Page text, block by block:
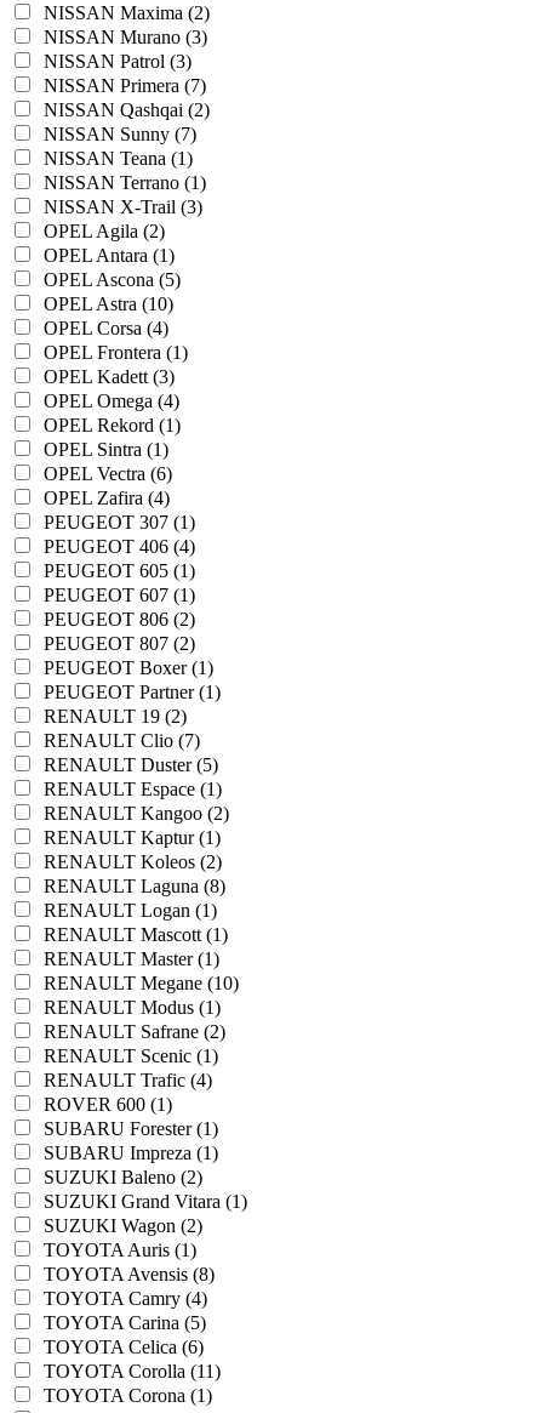
NISSAN Maxima (2)
NISSAN Murano (3)
NISSAN Patrol (3)
NISSAN Primera (7)
NISSAN Qashqai (2)
NISSAN Sunny (7)
NISSAN Teana (1)
NISSAN Terrano (1)
NISSAN X-Trail (3)
OPEL Agila (2)
OPEL Antara (1)
OPEL Ascona (5)
OPEL Astra (10)
OPEL Corsa (4)
OPEL Frontera (1)
OPEL Kadett (3)
OPEL Omega (4)
OPEL Rekord (1)
OPEL Sintra (1)
OPEL Vectra (6)
OPEL Zafira (4)
PEUGEOT 307 (1)
PEUGEOT 406 (4)
PEUGEOT 605 (1)
PEUGEOT 607 (1)
PEUGEOT 806 (2)
PEUGEOT 807 (2)
PEUGEOT Boxer (1)
PEUGEOT Partner (1)
RENAULT 19 (2)
RENAULT Clio (7)
RENAULT Duster (5)
RENAULT Espace (1)
RENAULT Kangoo (2)
RENAULT Kaptur (1)
RENAULT Koleos (2)
RENAULT Laguna (8)
RENAULT Logan (1)
RENAULT Mascott (1)
RENAULT Master (1)
RENAULT Megane (10)
RENAULT Modus (1)
RENAULT Safrane (2)
RENAULT Scenic (1)
RENAULT Trafic (4)
ROVER 600 (1)
SUBARU Forester (1)
SUBARU Impreza (1)
SUZUKI Baleno (2)
SUZUKI Grand Vitara (1)
SUZUKI Wagon (2)
TOYOTA Auris (1)
TOYOTA Avensis (8)
TOYOTA Camry (4)
TOYOTA Carina (5)
TOYOTA Celica (6)
TOYOTA Corolla (11)
TOYOTA Corona (1)